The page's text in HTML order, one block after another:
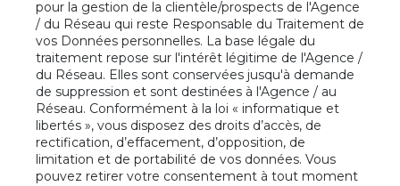
pour la gestion de la clientèle/prospects de l'Agence
/ du Réseau qui reste Responsable du Traitement de
vos Données personnelles. La base légale du
traitement repose sur l'intérêt légitime de l'Agence /
du Réseau. Elles sont conservées jusqu'à demande
de suppression et sont destinées à l'Agence / au
Réseau. Conformément à la loi « informatique et
libertés », vous disposez des droits d’accès, de
rectification, d’effacement, d’opposition, de
limitation et de portabilité de vos données. Vous
pouvez retirer votre consentement à tout moment